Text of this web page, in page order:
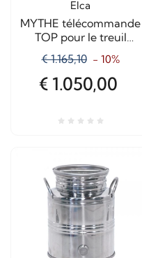
Elca
MYTHE télécommande
TOP pour le treuil
marques
€ 1.165,10 - 10%
€ 1.050,00